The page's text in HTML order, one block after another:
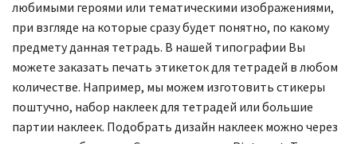
любимыми героями или тематическими изображениями,
при взгляде на которые сразу будет понятно, по какому
предмету данная тетрадь. В нашей типографии Вы
можете заказать печать этикеток для тетрадей в любом
количестве. Например, мы можем изготовить стикеры
поштучно, набор наклеек для тетрадей или большие
партии наклеек. Подобрать дизайн наклеек можно через